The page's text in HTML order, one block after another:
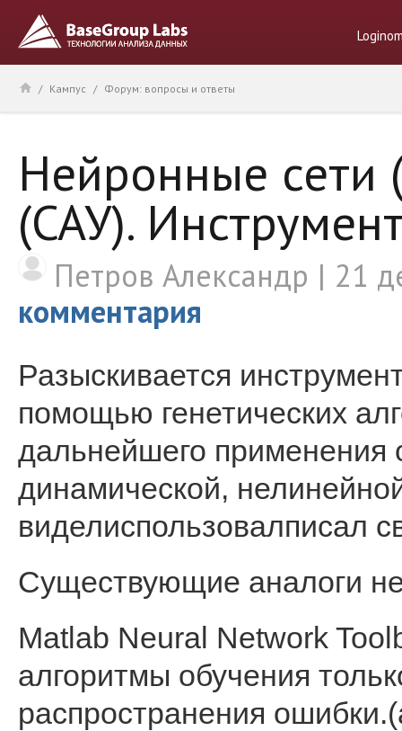
/ Кампус / Форум: вопросы и ответы
Нейронные сети
(САУ).
Петров Александр
21
комментария
Разыскивается
помощью генетических
дальнейшего применения
динамической,
виделиспользовалписал
Существующие аналоги
Matlab Neural Network
алгоритмы обучения
распространения